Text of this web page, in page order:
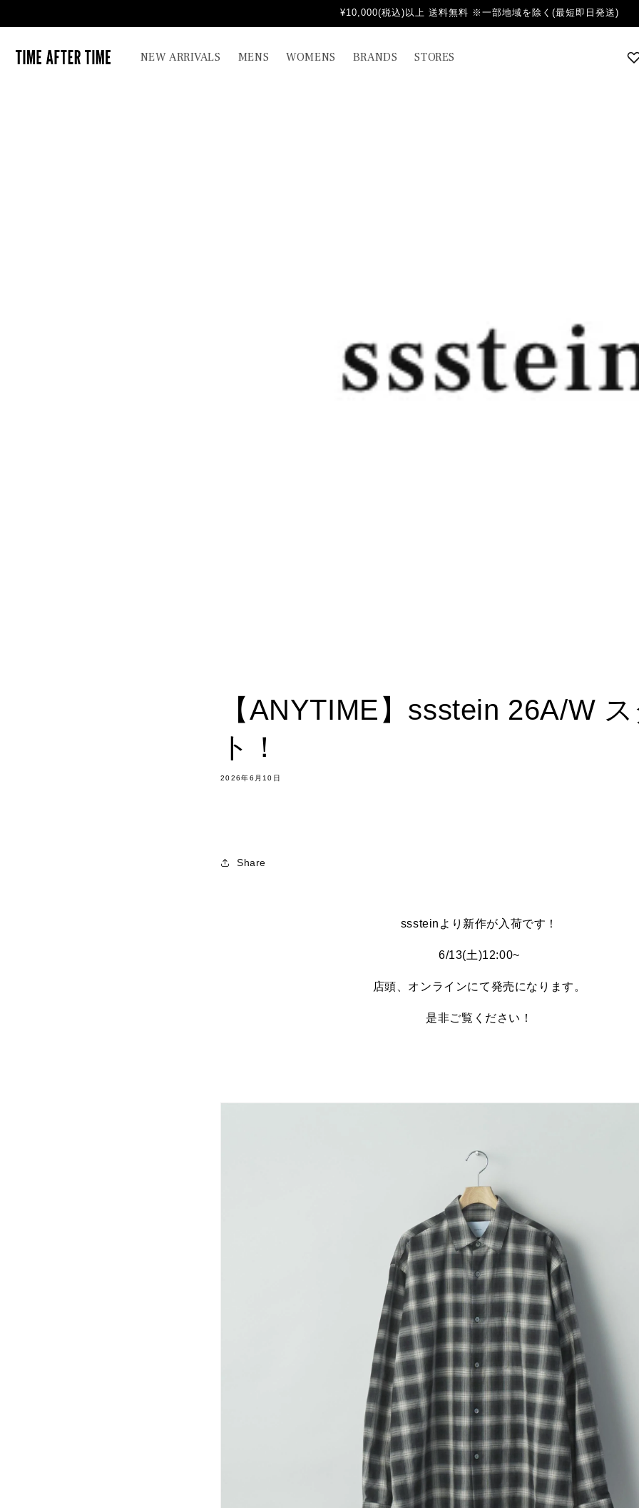
進む
¥10,000(税込)以上 送料無料 ※一部地域を除く(最短即日発送)
TIME AFTER TIME
NEW ARRIVALS MENS WOMENS BRANDS STORES
【ANYTIME】ssstein 26A/W
ト！
2026年6月10日
Share
sssteinより新作が入荷です！
6/13(土)12:00~
店頭、オンラインにて発売になります。
是非ご覧ください！